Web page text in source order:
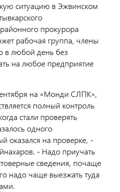
ситуацию в Эжвинском
прокурора
рабочая группа, члены
в любой день без
на любое предприятие
на «Монди СЛПК»,
полный контроль
стали проверять
одного
оказался на проверке, -
- Надо приучать
сведения, почаще
надо чаще выезжать туда